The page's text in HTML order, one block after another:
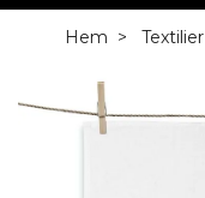
Hem Textilier